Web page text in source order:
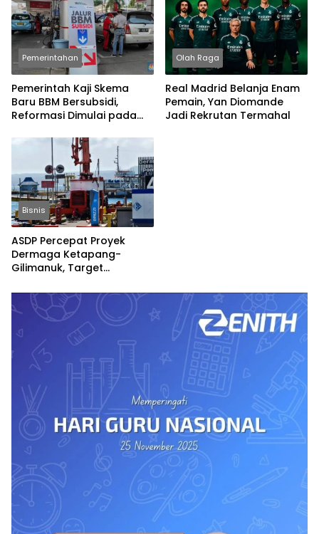
Pemerintahan
Pemerintah Kaji Skema
Baru BBM Bersubsidi,
Reformasi Dimulai pada
Olah Raga
Real Madrid Belanja Enam
Pemain, Yan Diomande
Jadi Rekrutan Termahal
Bisnis
ASDP Percepat Proyek
Dermaga Ketapang-
Gilimanuk, Target
dan Lebaran